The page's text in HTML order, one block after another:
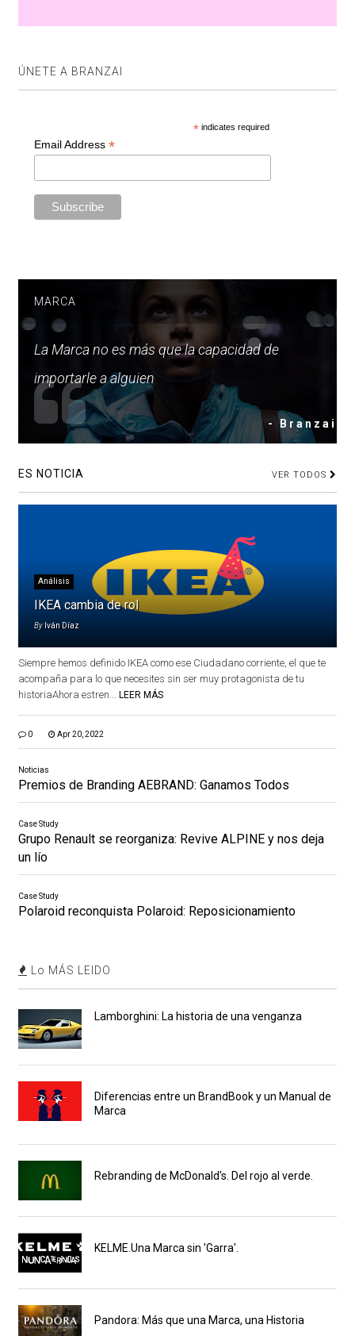
ÚNETE A BRANZAI
* indicates required
Email Address *
MARCA
La Marca no es más que la capacidad de
importarle a alguien
- Branzai
ES NOTICIA VER TODOS
Análisis
IKEA cambia de rol
By Iván Díaz
Siempre hemos definido IKEA como ese Ciudadano corriente, el que te
acompaña para lo que necesites sin ser muy protagonista de tu
historiaAhora estren... LEER MÁS
0 Apr 20, 2022
Noticias
Premios de Branding AEBRAND: Ganamos Todos
Case Study
Grupo Renault se reorganiza: Revive ALPINE y nos deja
un lío
Case Study
Polaroid reconquista Polaroid: Reposicionamiento
Lo MÁS LEIDO
Lamborghini: La historia de una venganza
Diferencias entre un BrandBook y un Manual de
Marca
Rebranding de McDonald's. Del rojo al verde.
KELME.Una Marca sin 'Garra'.
Pandora: Más que una Marca, una Historia